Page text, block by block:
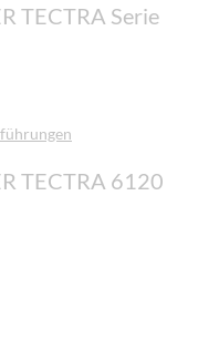
TECTRA Serie
TECTRA 6120